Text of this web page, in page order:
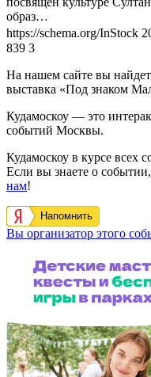
образ…
https://schema.org/InStock
839 3
На нашем сайте вы
выставка «Под знаком
Кудамоскоу — это
событий Москвы.
Кудамоскоу в курсе всех
Если вы знаете о
нам!
Напомнить
Вы организатор этого